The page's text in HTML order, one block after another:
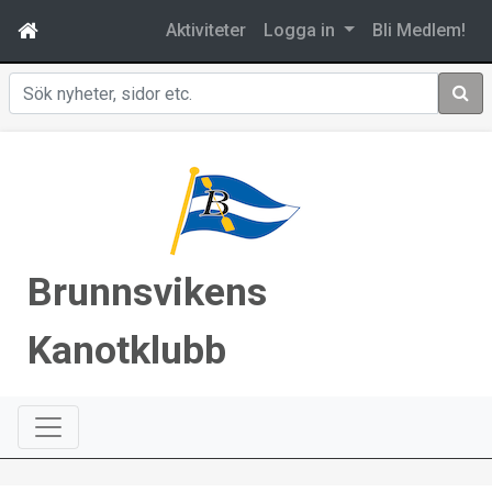
Aktiviteter Logga in Bli Medlem!
Sök
Brunnsvikens
Kanotklubb